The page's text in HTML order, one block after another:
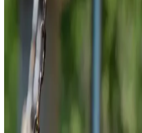
Evde Kolayca Hazırlanabilen
Sağlıklı Tatlı Tarifleri
Evde bulunan temel malzemelerle
tatlı tarifleri, farklı malzemelerle besleyici
sunuyor. Tatlı ihtiyacınızı dengeli şekilde
Gıda ve İçecek Markaları: Ürün
Tüketici Tercihleri Analizi
Gıda ve içecek sektöründeki çeşitli
standartlarıyla tüketicilerin ihtiyaçlarına
şekillendiriyor.